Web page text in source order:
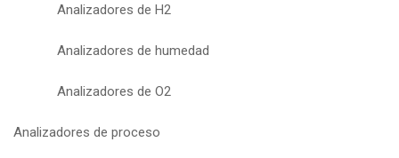
Analizadores de H2
Analizadores de humedad
Analizadores de O2
Analizadores de proceso